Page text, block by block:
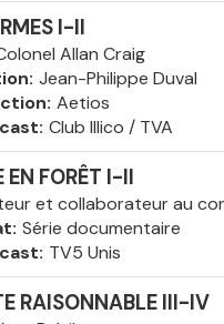
I-II
Allan Craig
Jean-Philippe Duval
Aetios
Club Illico / TVA
EN FORÊT I-II
et collaborateur au
Série documentaire
TV5 Unis
RAISONNABLE III-IV